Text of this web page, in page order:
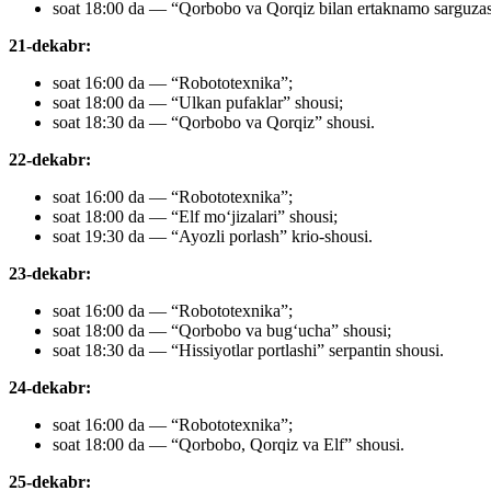
soat 18:00 da — “Qorbobo va Qorqiz bilan ertaknamo
21-dekabr:
soat 16:00 da — “Robototexnika”;
soat 18:00 da — “Ulkan pufaklar” shousi;
soat 18:30 da — “Qorbobo va Qorqiz” shousi.
22-dekabr:
soat 16:00 da — “Robototexnika”;
soat 18:00 da — “Elf mo‘jizalari” shousi;
soat 19:30 da — “Ayozli porlash” krio-shousi.
23-dekabr:
soat 16:00 da — “Robototexnika”;
soat 18:00 da — “Qorbobo va bug‘ucha” shousi;
soat 18:30 da — “Hissiyotlar portlashi” serpantin shousi.
24-dekabr:
soat 16:00 da — “Robototexnika”;
soat 18:00 da — “Qorbobo, Qorqiz va Elf” shousi.
25-dekabr: